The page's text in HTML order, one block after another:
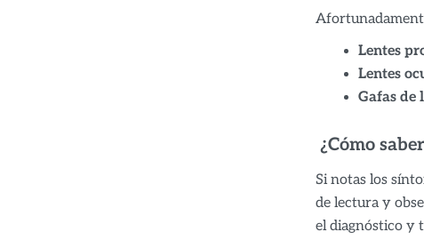
Lentes
Lentes
Gafas de
¿Cómo
Si notas los
de lectura y
el diagnóstico y